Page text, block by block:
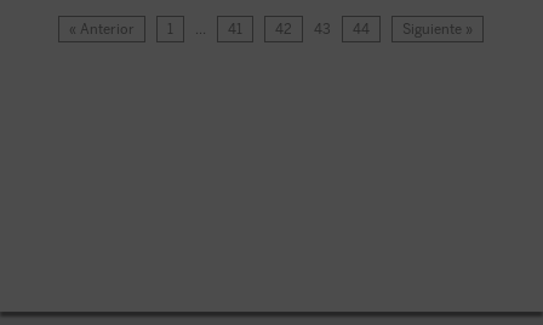
« Anterior 1 … 41 42 43 44 Siguiente »